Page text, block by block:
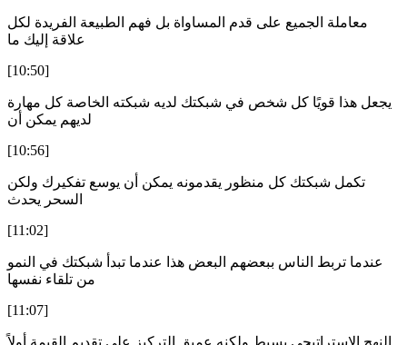
معاملة الجميع على قدم المساواة بل فهم الطبيعة الفريدة لكل
علاقة إليك ما
[10:50]
يجعل هذا قويًا كل شخص في شبكتك لديه شبكته الخاصة كل مهارة
لديهم يمكن أن
[10:56]
تكمل شبكتك كل منظور يقدمونه يمكن أن يوسع تفكيرك ولكن
السحر يحدث
[11:02]
عندما تربط الناس ببعضهم البعض هذا عندما تبدأ شبكتك في النمو
من تلقاء نفسها
[11:07]
النهج الاستراتيجي بسيط ولكنه عميق التركيز على تقديم القيمة أولاً